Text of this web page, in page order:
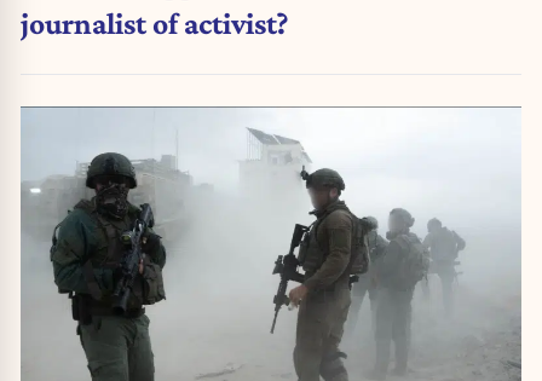
journalist of activist?